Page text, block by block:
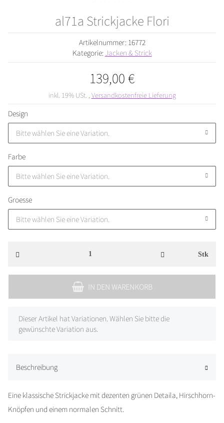
al71a Strickjacke Flori
Artikelnummer: 16772
Kategorie: Jacken & Strick
139,00 €
inkl. 19% USt. , Versandkostenfreie Lieferung
Design
Bitte wählen Sie eine Variation.
Farbe
Bitte wählen Sie eine Variation.
Groesse
Bitte wählen Sie eine Variation.
Stk
IN DEN WARENKORB
xDieser Artikel hat Variationen. Wählen Sie bitte die
gewünschte Variation aus.
Beschreibung
Eine klassische Strickjacke mit dezenten grünen Detaila, Hirschhorn-
Knöpfen und einem normalen Schnitt.